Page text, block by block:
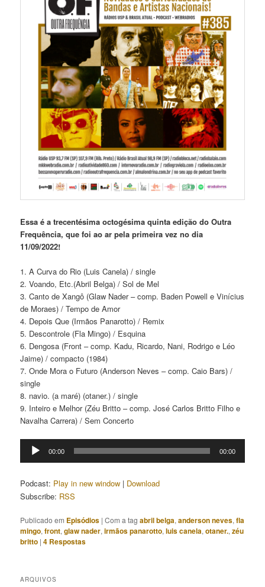
Essa é a trecentésima octogésima quinta edição do Outra
Frequência, que foi ao ar pela primeira vez no dia
11/09/2022!
1. A Curva do Rio (Luis Canela) / single
2. Voando, Etc.(Abril Belga) / Sol de Mel
3. Canto de Xangô (Glaw Nader – comp. Baden Powell e Vinícius
de Moraes) / Tempo de Amor
4. Depois Que (Irmãos Panarotto) / Remix
5. Descontrole (Fla Mingo) / Esquina
6. Dengosa (Front – comp. Kadu, Ricardo, Nani, Rodrigo e Léo
Jaime) / compacto (1984)
7. Onde Mora o Futuro (Anderson Neves – comp. Caio Bars) /
single
8. navio. (a maré) (otaner.) / single
9. Inteiro e Melhor (Zéu Britto – comp. José Carlos Britto Filho e
Navalha Carrera) / Sem Concerto
Tocador
00:00 00:00
Podcast: Play in new window | Download
Subscribe: RSS
Publicado em Episódios |Com a tagabril belga,anderson neves,fla
mingo,front,glaw nader,irmãos panarotto,luis canela,otaner.,zéu
britto |4 Respostas
ARQUIVOS